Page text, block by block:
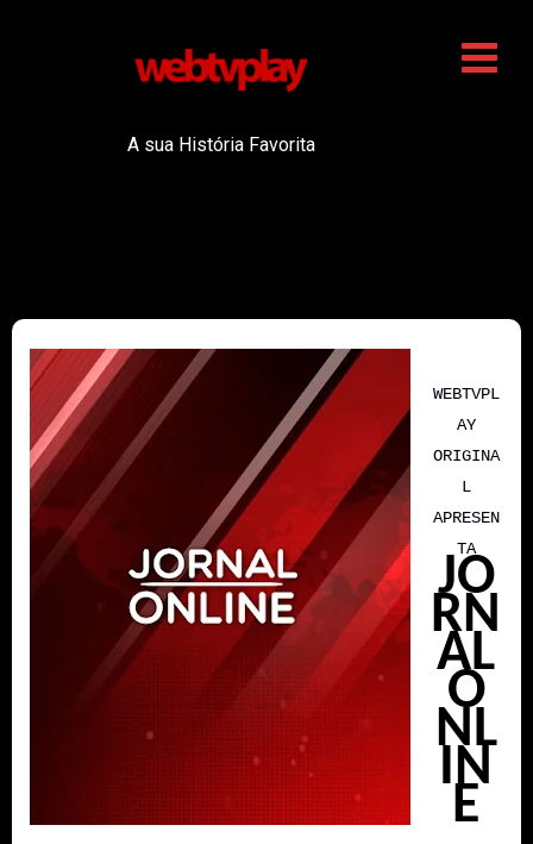
A sua História Favorita
WEBTVPL
AY
ORIGINA
L
APRESEN
TA
JO
RN
AL
O
NL
IN
E